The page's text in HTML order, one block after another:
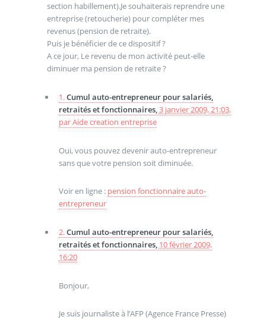
section habillement).Je souhaiterais reprendre une
entreprise (retoucherie) pour compléter mes
revenus (pension de retraite).
Puis je bénéficier de ce dispositif ?
A ce jour, Le revenu de mon activité peut-elle
diminuer ma pension de retraite ?
1.Cumul auto-entrepreneur pour salariés,
retraités et fonctionnaires,3 janvier 2009, 21:03,
parAide creation entreprise
Oui, vous pouvez devenir auto-entrepreneur
sans que votre pension soit diminuée.
Voir en ligne : pension fonctionnaire auto-
entrepreneur
2.Cumul auto-entrepreneur pour salariés,
retraités et fonctionnaires, 10 février 2009,
16:20
Bonjour,
Je suis journaliste à l’AFP (Agence France Presse)